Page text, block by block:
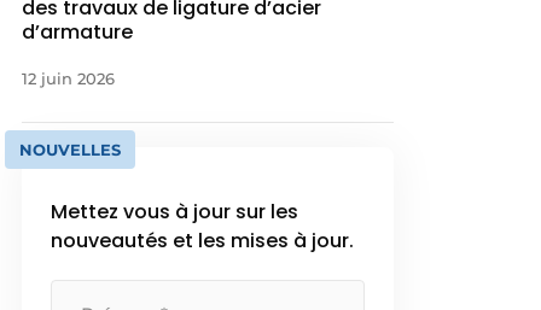
des travaux de ligature d’acier
d’armature
12 juin 2026
NOUVELLES
Mettez vous à jour sur les
nouveautés et les mises à jour.